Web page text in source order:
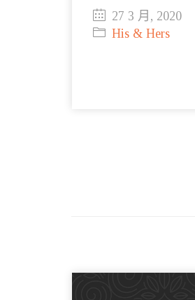
27 3 月, 2020
His & Hers